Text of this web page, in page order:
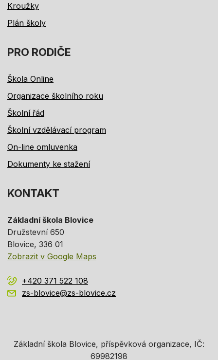
Kroužky
Plán školy
PRO RODIČE
Škola Online
Organizace školního roku
Školní řád
Školní vzdělávací program
On-line omluvenka
Dokumenty ke stažení
KONTAKT
Základní škola Blovice
Družstevní 650
Blovice, 336 01
Zobrazit v Google Maps
+420 371 522 108
zs-blovice@zs-blovice.cz
Základní škola Blovice, příspěvková organizace, IČ:
69982198